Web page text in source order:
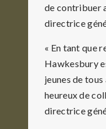
de contribuer
directrice
« En tant que
Hawkesbury
jeunes de
heureux de
directrice